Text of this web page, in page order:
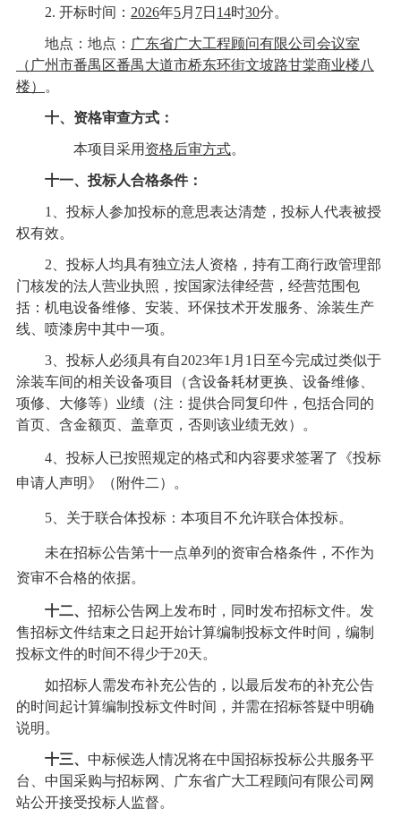
2. 开标时间： 2026年5月 7日 14时30分。
地点： 地点： 广东省广大工程顾问有限公司会议室
（广州市番禺区番禺大道市桥东环街文坡路甘棠商业楼八
楼）
。
十、资格审查方式：
本项目采用 资格后审方式。
十一、投标人合格条件：
1、投标人参加投标的意思表达清楚，投标人代表被授
权有效。
2、 投标人均具有独立法人资格，持有工商行政管理部
门核发的法人营业执照，按国家法律经营 ， 经营范围包
括： 机电设备维修、安装、环保技术开发服务、涂装生产
线、喷漆房中其中一项。
3 、投标人必须具有自2023年1月1日 至今完成过类似于
涂装车间的相关设备项目（含设备耗材更换、设备维修、
项修、大修等） 业绩 （注： 提供合同复印件，包括合同的
首页、含金额页、盖章页，否则该业绩无效）。
4 、投标人已按照规定的格式和内容要求签署了《投标
申请人声明》（附件二）
。
5 、关于联合体投标：本项目不允许联合体投标。
未在招标公告第十一点单列的资审合格条件，不作为
资审不合格的依据。
十二、 招标公告网上发布时，同时发布招标文件。 发
售招标文件结束之日起开始计算编制投标文件时间，编制
投标文件的时间不得少于20天。
如招标人需发布补充公告的，以最后发布的补充公告
的时间起计算编制投标文件时间，并需在招标答疑中明确
说明。
十三、 中标候选人情况将在中国招标投标公共服务平
台
中国采购与招标网 广东省广大工程顾问有限公司 网
站公开接受投标人监督。